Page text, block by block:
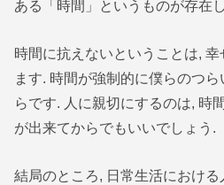
ある「時間」というものが存在
時間に抗えないということは,
ます. 時間が強制的に僕らのつ
らです. 人に親切にするのは, 時
が出来てからでもいいでしょう.
結局のところ, 日常生活におけ